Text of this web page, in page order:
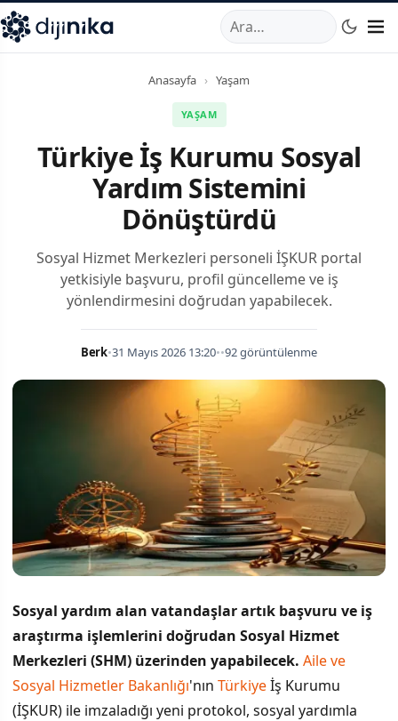
,Marmara Mahallesi,Beylikdüzü34520TRTelefon:0850
Anasayfa › Yaşam
YAŞAM
Türkiye İş Kurumu Sosyal
Yardım Sistemini
Dönüştürdü
Sosyal Hizmet Merkezleri personeli İŞKUR portal
yetkisiyle başvuru, profil güncelleme ve iş
yönlendirmesini doğrudan yapabilecek.
Berk•31 Mayıs 2026 13:20••92 görüntülenme
Sosyal yardım alan vatandaşlar artık başvuru ve iş
araştırma işlemlerini doğrudan Sosyal Hizmet
Merkezleri (SHM) üzerinden yapabilecek. Aile ve
Sosyal Hizmetler Bakanlığı'nın Türkiyeİş Kurumu
(İŞKUR) ile imzaladığı yeni protokol, sosyal yardımla